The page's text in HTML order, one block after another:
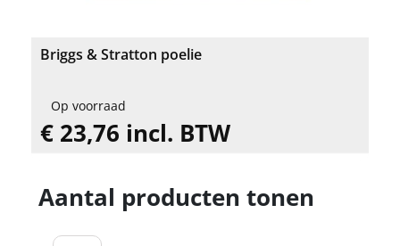
Briggs & Stratton poelie
Op voorraad
€ 23,76 incl. BTW
Aantal producten tonen